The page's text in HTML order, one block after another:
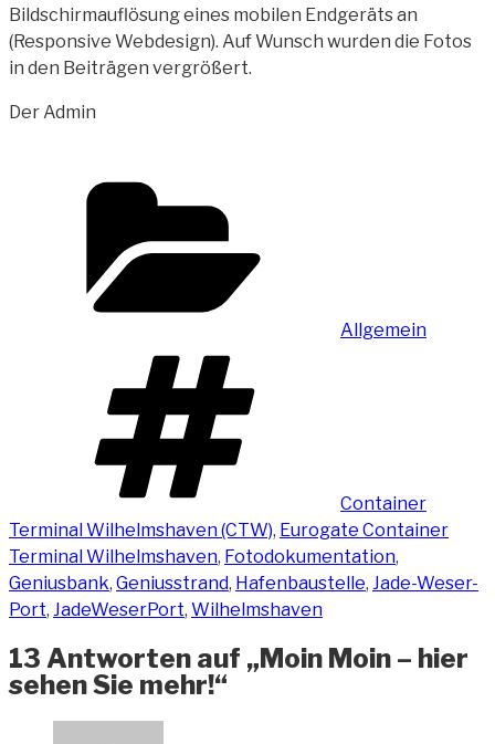
Bildschirmauflösung eines mobilen Endgeräts an
(Responsive Webdesign). Auf Wunsch wurden die Fotos
in den Beiträgen vergrößert.
Der Admin
Allgemein
Container
Terminal Wilhelmshaven (CTW), Eurogate Container
Terminal Wilhelmshaven, Fotodokumentation,
Geniusbank, Geniusstrand, Hafenbaustelle, Jade-Weser-
Port, JadeWeserPort, Wilhelmshaven
13 Antworten auf „Moin Moin – hier
sehen Sie mehr!“